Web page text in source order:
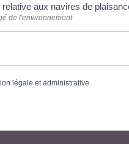
relative aux navires de
de l'environnement
légale et administrative